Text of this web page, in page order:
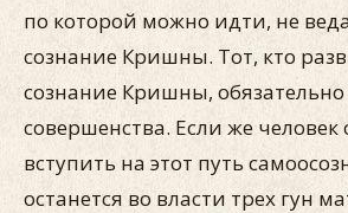
по которой можно идти, не
сознание Кришны. Тот, кто
сознание Кришны, обязательно
совершенства. Если же человек
вступить на этот путь
останется во власти трех гун